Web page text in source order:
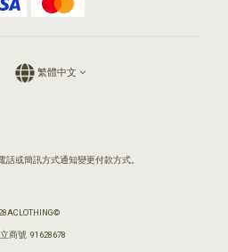
繁體中文
話或簡訊方式通知變更付款方式。
商號 91628678